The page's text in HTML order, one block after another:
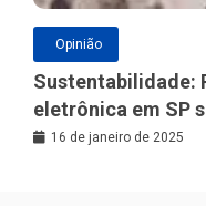
Opinião
Sustentabilidade:
eletrônica em SP
Latina
16 de janeiro de 2025